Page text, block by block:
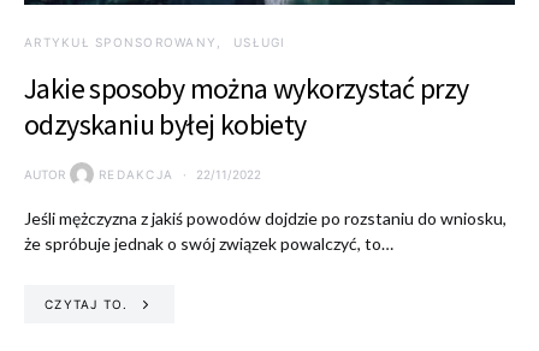
ARTYKUŁ SPONSOROWANY USŁUGI
Jakie sposoby można wykorzystać przy
odzyskaniu byłej kobiety
AUTOR REDAKCJA 22/11/2022
Jeśli mężczyzna z jakiś powodów dojdzie po rozstaniu do wniosku,
że spróbuje jednak o swój związek powalczyć, to…
CZYTAJ TO.